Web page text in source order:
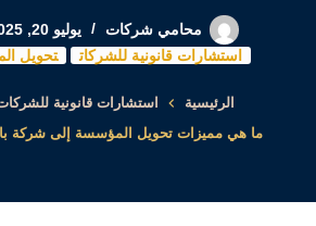
محامي شركات
يوليو 20, 2025
استشارات قانونية للشركات
تحويل
الرئيسية
استشارات قانونية
ما هي مميزات تحويل المؤسسة إلى شركة